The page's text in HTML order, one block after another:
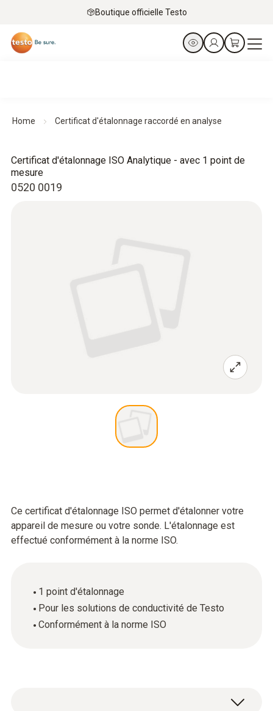
Boutique officielle Testo
Home Certificat d'étalonnage raccordé en analyse
0520 0019
Certificat d'étalonnage ISO Analytique - avec 1 point de
mesure
Ce certificat d'étalonnage ISO permet d'étalonner votre
appareil de mesure ou votre sonde. L'étalonnage est
effectué conformément à la norme ISO.
1 point d'étalonnage
Pour les solutions de conductivité de Testo
Conformément à la norme ISO